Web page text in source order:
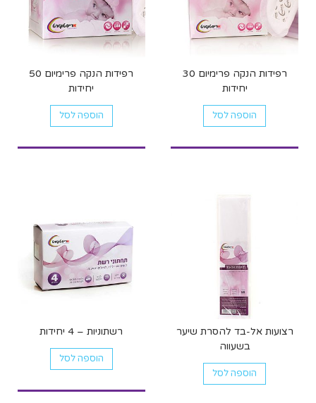
רפידות הנקה פרימיום 30
יחידות
הוספה לסל
רפידות הנקה פרימיום 50
יחידות
הוספה לסל
רצועות אל-בד להסרת שיער
בשעווה
הוספה לסל
רשתוניות – 4 יחידות
הוספה לסל